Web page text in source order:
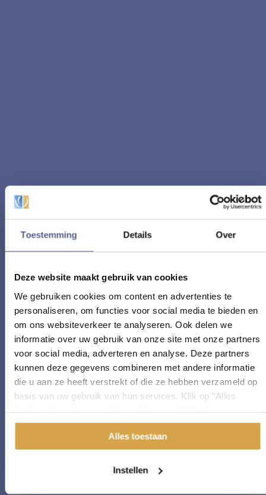
Toestemming Details Over
Deze website maakt gebruik van cookies
We gebruiken cookies om content en advertenties te
personaliseren, om functies voor social media te bieden en
om ons websiteverkeer te analyseren. Ook delen we
informatie over uw gebruik van onze site met onze partners
voor social media, adverteren en analyse. Deze partners
kunnen deze gegevens combineren met andere informatie
die u aan ze heeft verstrekt of die ze hebben verzameld op
basis van uw gebruik van hun services. Klik op "Alles
cookies, klik dan op "instellen". Op onzeprivacypagina
kunt u meer lezen over onze cookies.
Alles toestaan
Instellen